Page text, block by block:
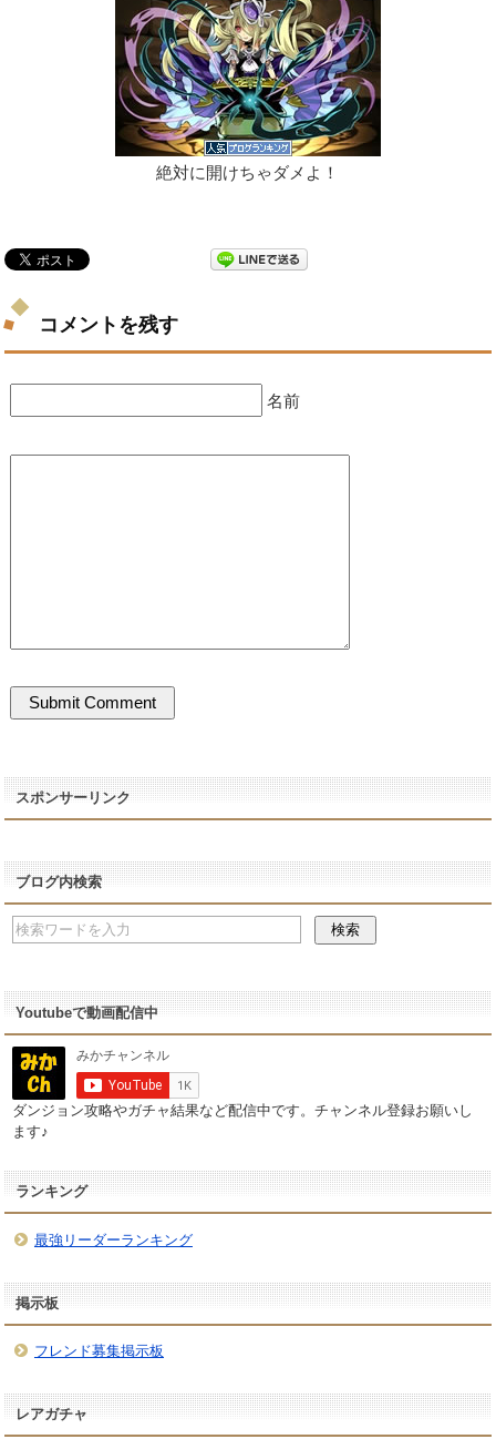
絶対に開けちゃダメよ！
コメントを残す
名前
スポンサーリンク
ブログ内検索
Youtubeで動画配信中
ダンジョン攻略やガチャ結果など配信中です。チャンネル登録お願いし
ます♪
ランキング
最強リーダーランキング
掲示板
フレンド募集掲示板
レアガチャ